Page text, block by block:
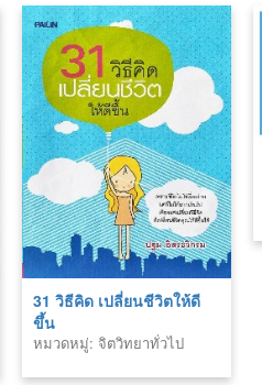
31 วิธีคิด เปลี่ยนชีวิตให้ดี
ขึ้น
หมวดหมู่: จิตวิทยาทั่วไป